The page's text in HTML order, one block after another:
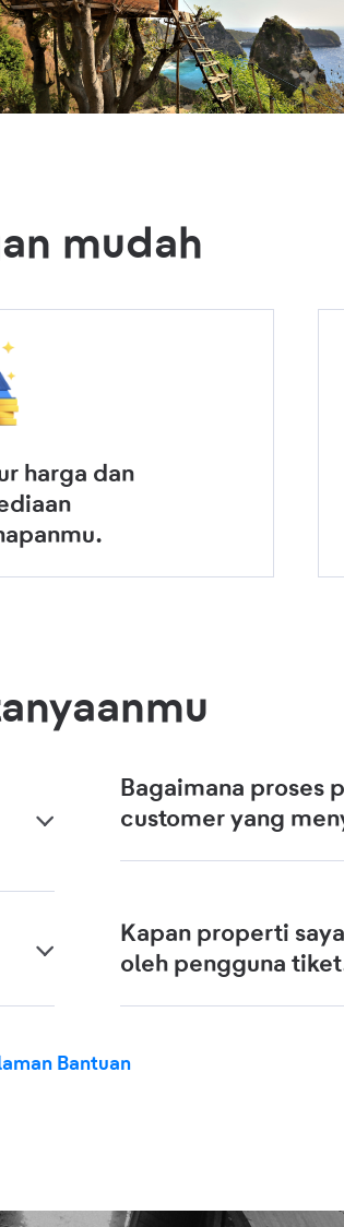
mudah
harga dan
Bagaimana proses
customer yang
Kapan properti
oleh pengguna
Bantuan